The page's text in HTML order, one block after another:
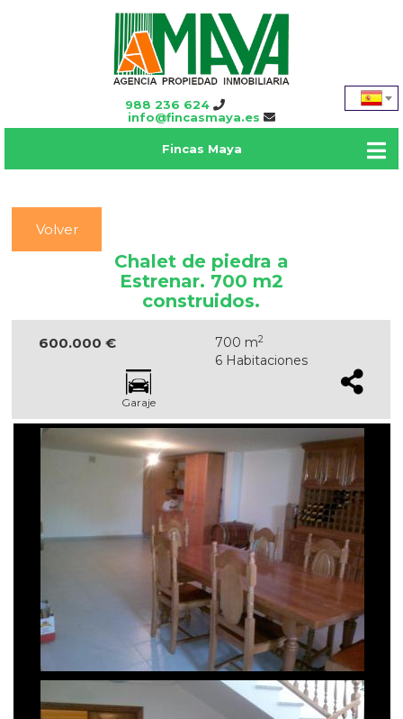
988 236 624
info@fincasmaya.es
Fincas Maya
Volver
Chalet de piedra a
Estrenar. 700 m2
construidos.
600.000 € 700 m2
6 Habitaciones
Garaje